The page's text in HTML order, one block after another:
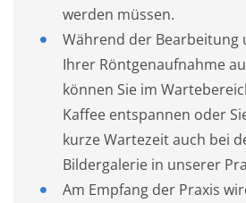
werden müssen.
Während der Bearbeitung
Ihrer Röntgenaufnahme
können Sie im
Kaffee entspannen oder
kurze Wartezeit auch bei
Bildergalerie in unserer
Am Empfang der Praxis